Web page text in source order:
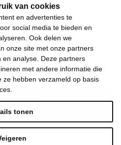
van cookies
en advertenties te
social media te bieden en
Ook delen we
onze site met onze partners
analyse. Deze partners
met andere informatie die
ze hebben verzameld op basis
tonen
Snel
beweging
nieuws